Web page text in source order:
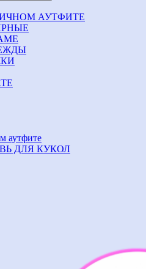
АУТФИТЕ
аутфите
ДЛЯ КУКОЛ